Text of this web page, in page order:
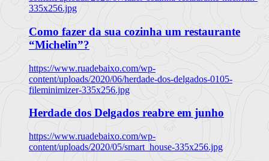
335x256.jpg
Como fazer da sua cozinha um restaurante
“Michelin”?
https://www.ruadebaixo.com/wp-
content/uploads/2020/06/herdade-dos-delgados-0105-
fileminimizer-335x256.jpg
Herdade dos Delgados reabre em junho
https://www.ruadebaixo.com/wp-
content/uploads/2020/05/smart_house-335x256.jpg